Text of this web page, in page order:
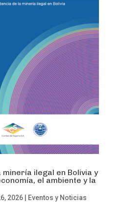
ilegal en Bolivia y
el ambiente y la
2026| Eventos y Noticias